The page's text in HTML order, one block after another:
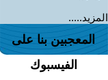
المزيد.....
المعجبين بنا على
الفيسبوك